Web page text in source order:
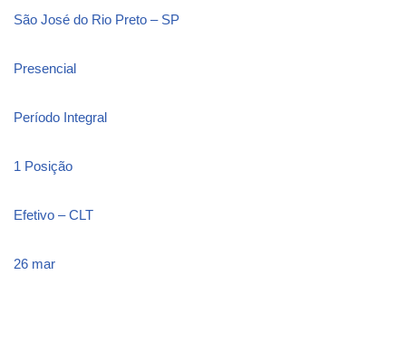
São José do Rio Preto – SP
Presencial
Período Integral
1 Posição
Efetivo – CLT
26 mar